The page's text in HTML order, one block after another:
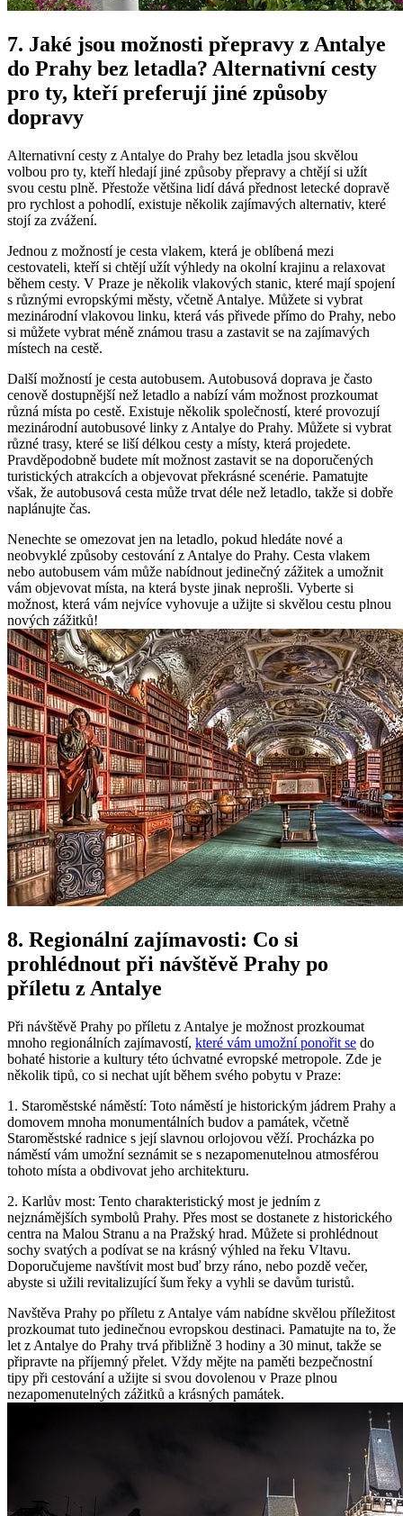
7. Jaké jsou možnosti přepravy z Antalye
do Prahy bez letadla? Alternativní cesty
pro ty, kteří preferují jiné způsoby
dopravy
Alternativní cesty z Antalye do Prahy bez letadla jsou skvělou
volbou pro ty, kteří hledají jiné způsoby přepravy a chtějí si užít
svou cestu plně. Přestože většina lidí dává přednost letecké dopravě
pro rychlost a pohodlí, existuje několik zajímavých alternativ, které
stojí za zvážení.
Jednou z možností je cesta vlakem, která je oblíbená mezi
cestovateli, kteří si chtějí užít výhledy na okolní krajinu a relaxovat
během cesty. V Praze je několik vlakových stanic, které mají spojení
s různými evropskými městy, včetně Antalye. Můžete si vybrat
mezinárodní vlakovou linku, která vás přivede přímo do Prahy, nebo
si můžete vybrat méně známou trasu a zastavit se na zajímavých
místech na cestě.
Další možností je cesta autobusem. Autobusová doprava je často
cenově dostupnější než letadlo a nabízí vám možnost prozkoumat
různá místa po cestě. Existuje několik společností, které provozují
mezinárodní autobusové linky z Antalye do Prahy. Můžete si vybrat
různé trasy, které se liší délkou cesty a místy, která projedete.
Pravděpodobně budete mít možnost zastavit se na doporučených
turistických atrakcích a objevovat překrásné scenérie. Pamatujte
však, že autobusová cesta může trvat déle než letadlo, takže si dobře
naplánujte čas.
Nenechte se omezovat jen na letadlo, pokud hledáte nové a
neobvyklé způsoby cestování z Antalye do Prahy. Cesta vlakem
nebo autobusem vám může nabídnout jedinečný zážitek a umožnit
vám objevovat místa, na která byste jinak neprošli. Vyberte si
možnost, která vám nejvíce vyhovuje a užijte si skvělou cestu plnou
nových zážitků!
8. Regionální zajímavosti: Co si
prohlédnout při návštěvě Prahy po
příletu z Antalye
Při návštěvě Prahy po příletu z Antalye je možnost prozkoumat
mnoho regionálních zajímavostí, které vám umožní ponořit se do
bohaté historie a kultury této úchvatné evropské metropole. Zde je
několik tipů, co si nechat ujít během svého pobytu v Praze:
1. Staroměstské náměstí: Toto náměstí je historickým jádrem Prahy a
domovem mnoha monumentálních budov a památek, včetně
Staroměstské radnice s její slavnou orlojovou věží. Procházka po
náměstí vám umožní seznámit se s nezapomenutelnou atmosférou
tohoto místa a obdivovat jeho architekturu.
2. Karlův most: Tento charakteristický most je jedním z
nejznámějších symbolů Prahy. Přes most se dostanete z historického
centra na Malou Stranu a na Pražský hrad. Můžete si prohlédnout
sochy svatých a podívat se na krásný výhled na řeku Vltavu.
Doporučujeme navštívit most buď brzy ráno, nebo pozdě večer,
abyste si užili revitalizující šum řeky a vyhli se davům turistů.
Navštěva Prahy po příletu z Antalye vám nabídne skvělou příležitost
prozkoumat tuto jedinečnou evropskou destinaci. Pamatujte na to, že
let z Antalye do Prahy trvá přibližně 3 hodiny a 30 minut, takže se
připravte na příjemný přelet. Vždy mějte na paměti bezpečnostní
tipy při cestování a užijte si svou dovolenou v Praze plnou
nezapomenutelných zážitků a krásných památek.